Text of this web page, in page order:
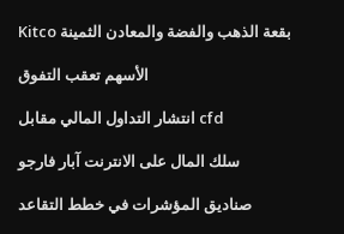
Kitco بقعة الذهب والفضة والمعادن الثمينة
الأسهم تعقب التفوق
انتشار التداول المالي مقابل cfd
سلك المال على الانترنت آبار فارجو
صناديق المؤشرات في خطط التقاعد